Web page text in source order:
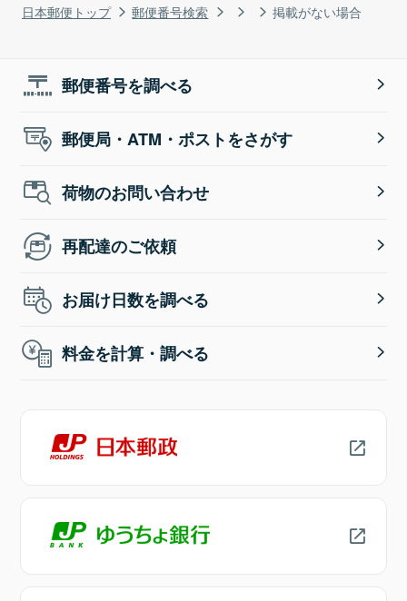
日本郵便トップ 郵便番号検索 掲載がない場合
郵便番号を調べる
郵便局・ATM・ポストをさがす
荷物のお問い合わせ
再配達のご依頼
お届け日数を調べる
料金を計算・調べる